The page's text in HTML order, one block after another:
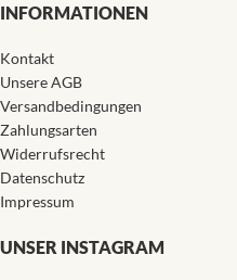
INFORMATIONEN
Kontakt
Unsere AGB
Versandbedingungen
Zahlungsarten
Widerrufsrecht
Datenschutz
Impressum
UNSER INSTAGRAM